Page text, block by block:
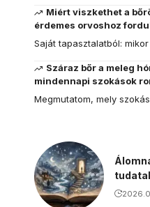
Miért viszkethet a
érdemes orvoshoz
Saját tapasztalatból:
Száraz bőr a meleg
mindennapi szokások
Megmutatom, mely